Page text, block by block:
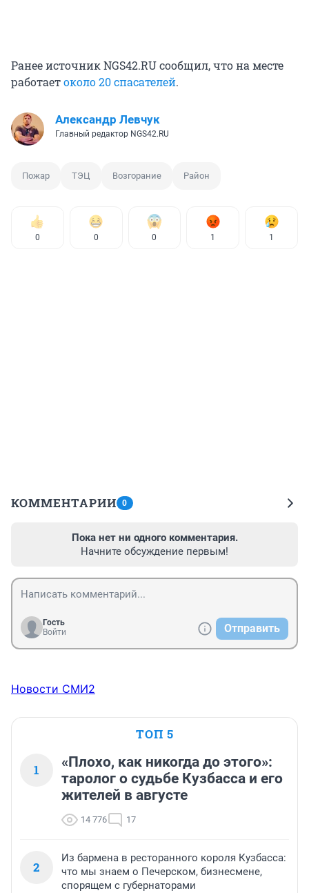
Ранее источник NGS42.RU сообщил, что на месте
работаетоколо 20 спасателей.
Александр Левчук
Главный редактор NGS42.RU
Пожар ТЭЦ Возгорание Район
0 0 0 1 1
КОММЕНТАРИИ 0
Пока нет ни одного комментария.
Начните обсуждение первым!
Гость
Войти
Отправить
Новости СМИ2
ТОП 5
1
«Плохо, как никогда до этого»:
таролог о судьбе Кузбасса и его
жителей в августе
14 776 17
2
Из бармена в ресторанного короля Кузбасса:
что мы знаем о Печерском, бизнесмене,
спорящем с губернаторами